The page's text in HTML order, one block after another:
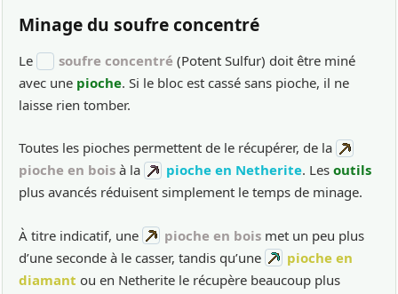
Minage du soufre concentré
Le soufre concentré (Potent Sulfur) doit être miné
avec une pioche. Si le bloc est cassé sans pioche, il ne
laisse rien tomber.
Toutes les pioches permettent de le récupérer, de la
pioche en bois à la pioche en Netherite. Les outils
plus avancés réduisent simplement le temps de minage.
À titre indicatif, une pioche en bois met un peu plus
d’une seconde à le casser, tandis qu’une
pioche en
diamant ou en Netherite le récupère beaucoup plus